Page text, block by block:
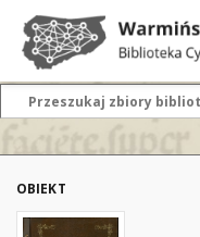
OBIEKT